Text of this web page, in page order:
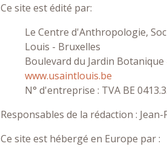
Ce site est édité par:
Le Centre d'Anthropologie,
Louis - Bruxelles
Boulevard du Jardin Botanique
www.usaintlouis.be
N° d'entreprise : TVA BE
Responsables de la rédaction :
Ce site est hébergé en Europe par :